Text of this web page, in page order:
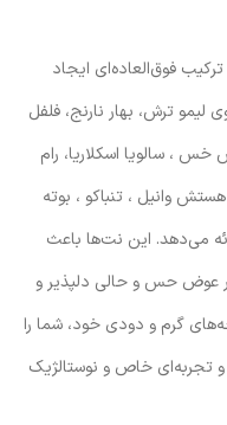
فوق‌العاده‌ای ایجاد
ترش، بهار نارنج، فلفل
، سالویا اسکلاریا، رام
وانیل ، تنباکو ، بوته
می‌دهد. این نت‌ها باعث
عوض حس و حالی دلپذیر و
گرم و دودی خود، شما را
تجربه‌ای خاص و نوستالژیک